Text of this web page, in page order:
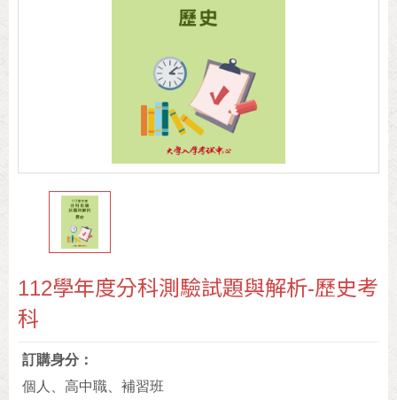
112學年度分科測驗試題與解析-歷史考
科
訂購身分
個人、高中職、補習班